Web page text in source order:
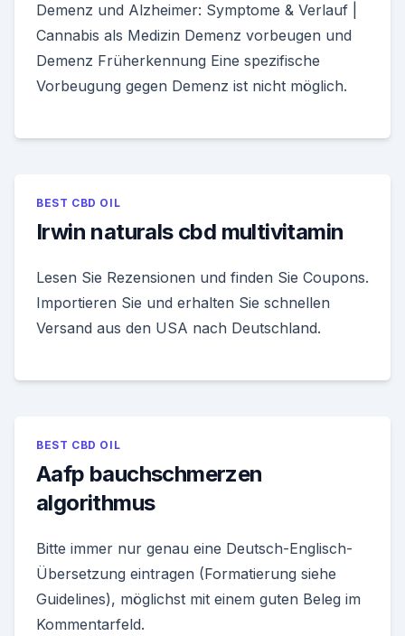
Demenz und Alzheimer: Symptome & Verlauf |
Cannabis als Medizin Demenz vorbeugen und
Demenz Früherkennung Eine spezifische
Vorbeugung gegen Demenz ist nicht möglich.
BEST CBD OIL
Irwin naturals cbd multivitamin
Lesen Sie Rezensionen und finden Sie Coupons.
Importieren Sie und erhalten Sie schnellen
Versand aus den USA nach Deutschland.
BEST CBD OIL
Aafp bauchschmerzen
algorithmus
Bitte immer nur genau eine Deutsch-Englisch-
Übersetzung eintragen (Formatierung siehe
Guidelines), möglichst mit einem guten Beleg im
Kommentarfeld.